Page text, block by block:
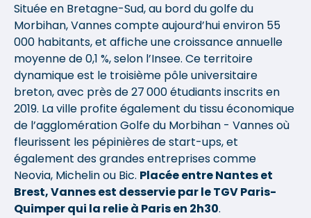
Située en Bretagne-Sud, au bord du golfe du
Morbihan, Vannes compte aujourd’hui environ 55
000 habitants, et affiche une croissance annuelle
moyenne de 0,1 %, selon l’Insee. Ce territoire
dynamique est le troisième pôle universitaire
breton, avec près de 27 000 étudiants inscrits en
2019. La ville profite également du tissu économique
de l’agglomération Golfe du Morbihan - Vannes où
fleurissent les pépinières de start-ups, et
également des grandes entreprises comme
Neovia, Michelin ou Bic. Placée entre Nantes et
Brest, Vannes est desservie par le TGV Paris-
Quimper qui la relie à Paris en 2h30.